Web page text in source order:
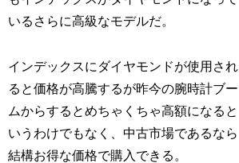
いるさらに高級なモデルだ。
インデックスにダイヤモンドが使用され
ると価格が高騰するが昨今の腕時計ブー
ムからするとめちゃくちゃ高額になると
いうわけでもなく、中古市場であるなら
結構お得な価格で購入できる。